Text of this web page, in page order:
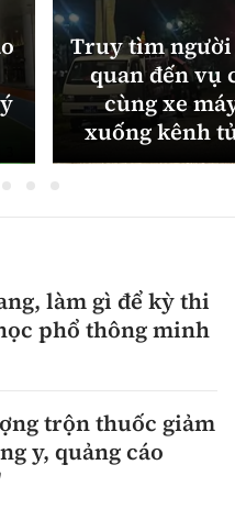
Truy tìm
quan đến vụ
cùng xe
xuống kênh
làm gì để kỳ thi
phổ thông minh
trộn thuốc giảm
y, quảng cáo